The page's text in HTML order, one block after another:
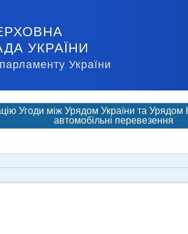
УКРАЇНИ
України
Угоди між Урядом України та Урядом
автомобільні перевезення